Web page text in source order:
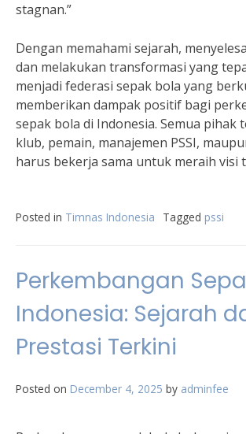
stagnan.”
Dengan memahami sejarah,
dan melakukan transformasi yang
menjadi federasi sepak bola yang
memberikan dampak positif bagi
sepak bola di Indonesia. Semua pihak
klub, pemain, manajemen PSSI,
harus bekerja sama untuk meraih visi
Posted in Timnas Indonesia Tagged pssi
Perkembangan
Indonesia: Sejarah
Prestasi Terkini
Posted on December 4, 2025 by adminfee